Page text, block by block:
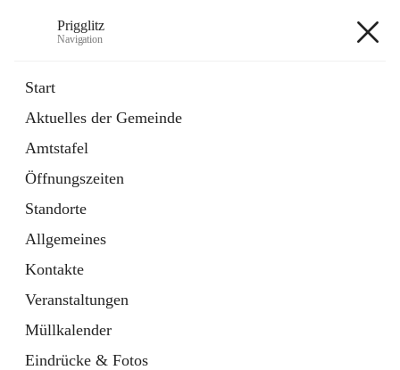
Prigglitz
Navigation
Start
Aktuelles der Gemeinde
Amtstafel
Öffnungszeiten
Standorte
Allgemeines
Kontakte
Veranstaltungen
Müllkalender
Eindrücke & Fotos
Externe Webseite
in
Tab
Gemeindezeitung
Ordner
öffnet
in
neuem
Tab